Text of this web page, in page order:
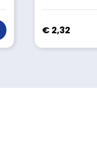
€ 2,32